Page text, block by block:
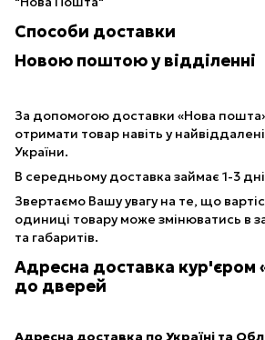
Способи доставки
Новою поштою у відділенні
За допомогою доставки «Нова
отримати товар навіть у
України.
В середньому доставка займає 1-3
Звертаємо Вашу увагу на те, що
одиниці товару може змінюватись в
та габаритів.
Адресна доставка кур'єром
до дверей
Адресна доставка по Україні та